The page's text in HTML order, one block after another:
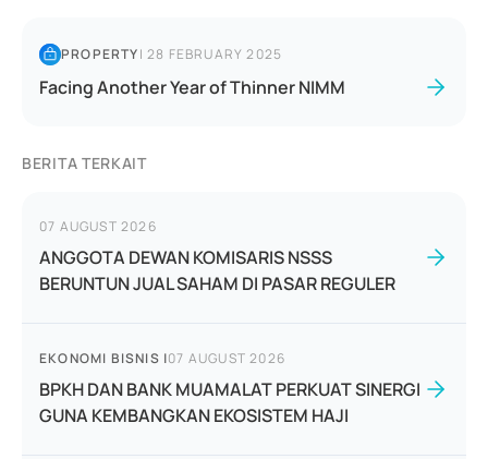
PROPERTY|28 FEBRUARY 2025
Facing Another Year of Thinner NIMM
BERITA TERKAIT
07 AUGUST 2026
ANGGOTA DEWAN KOMISARIS NSSS
BERUNTUN JUAL SAHAM DI PASAR REGULER
EKONOMI BISNIS |07 AUGUST 2026
BPKH DAN BANK MUAMALAT PERKUAT SINERGI
GUNA KEMBANGKAN EKOSISTEM HAJI